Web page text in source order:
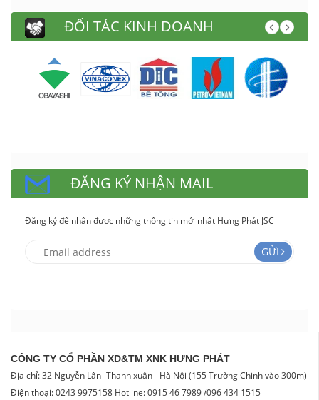
ĐỐI TÁC KINH DOANH
ĐĂNG KÝ NHẬN MAIL
Đăng ký để nhận được những thông tin mới nhất Hưng Phát JSC
GỬI
CÔNG TY CỔ PHẦN XD&TM XNK HƯNG PHÁT
Địa chỉ: 32 Nguyễn Lân- Thanh xuân - Hà Nội (155 Trường Chinh vào 300m)
Điện thoại: 0243 9975158 Hotline: 0915 46 7989 /096 434 1515